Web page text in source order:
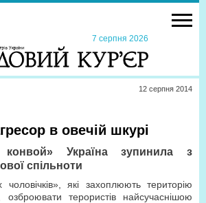
7 серпня 2026
12 серпня 2014
в овечій шкурі
конвой» Україна зупинила з
спільноти
які захоплюють територію
озброювати терористів найсучаснішою